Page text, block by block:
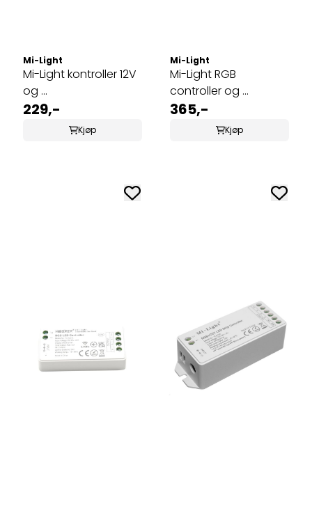
Mi-Light
Mi-Light kontroller 12V
og ...
229,-
Kjøp
Mi-Light
Mi-Light RGB
controller og ...
365,-
Kjøp